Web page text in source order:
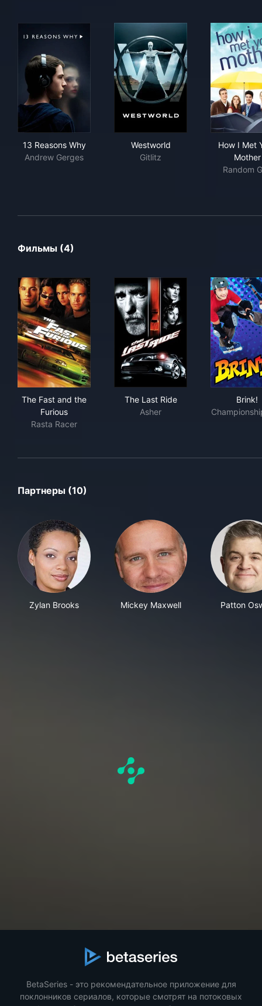
13 Reasons Why
Andrew Gerges
Westworld
Gitlitz
How I Met
Mother
Random
Фильмы (4)
The Fast and the
Furious
Rasta Racer
The Last Ride
Asher
Brink!
Партнеры (10)
Zylan Brooks Mickey Maxwell Patton
BetaSeries - это рекомендательное приложение для
поклонников сериалов, которые смотрят на потоковых